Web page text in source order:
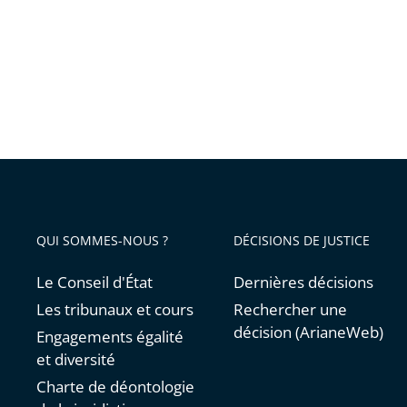
pour
le
QUI SOMMES-NOUS ?
Le Conseil d'État
Les tribunaux et cours
Engagements égalité
et diversité
Charte de déontologie
DÉCISIONS DE JUSTICE
Dernières décisions
Rechercher une
décision (ArianeWeb)